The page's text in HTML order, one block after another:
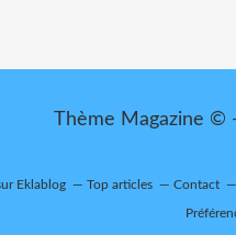
Thème Magazine ©
Eklablog Top articles Contact